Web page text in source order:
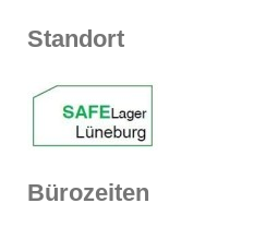
Standort
Bürozeiten